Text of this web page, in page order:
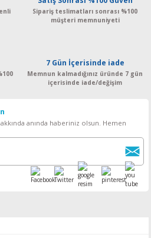
Sipariş teslimatları sonrası %100
müşteri memnuniyeti
7 Gün İçerisinde iade
Memnun kalmadığınız üründe 7 gün
içerisinde iade/değişim
anında haberiniz olsun. Hemen